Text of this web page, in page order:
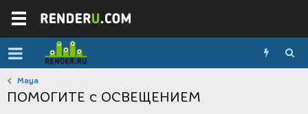
Maya
ПОМОГИТЕ с ОСВЕЩЕНИЕМ